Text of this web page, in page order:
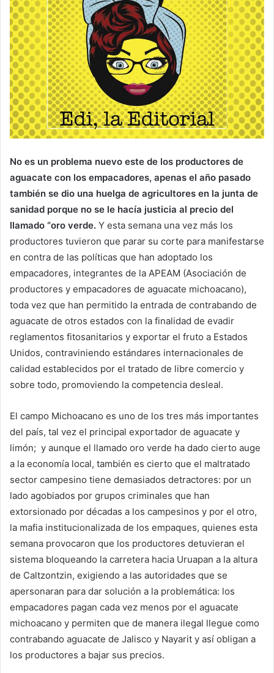
No es un problema nuevo este de los productores de
aguacate con los empacadores, apenas el año pasado
también se dio una huelga de agricultores en la junta de
sanidad porque no se le hacía justicia al precio del
llamado “oro verde. Y esta semana una vez más los
productores tuvieron que parar su corte para manifestarse
en contra de las políticas que han adoptado los
empacadores, integrantes de la APEAM (Asociación de
productores y empacadores de aguacate michoacano),
toda vez que han permitido la entrada de contrabando de
aguacate de otros estados con la finalidad de evadir
reglamentos fitosanitarios y exportar el fruto a Estados
Unidos, contraviniendo estándares internacionales de
calidad establecidos por el tratado de libre comercio y
sobre todo, promoviendo la competencia desleal.
El campo Michoacano es uno de los tres más importantes
del país, tal vez el principal exportador de aguacate y
limón; y aunque el llamado oro verde ha dado cierto auge
a la economía local, también es cierto que el maltratado
sector campesino tiene demasiados detractores: por un
lado agobiados por grupos criminales que han
extorsionado por décadas a los campesinos y por el otro,
la mafia institucionalizada de los empaques, quienes esta
semana provocaron que los productores detuvieran el
sistema bloqueando la carretera hacia Uruapan a la altura
de Caltzontzin, exigiendo a las autoridades que se
apersonaran para dar solución a la problemática: los
empacadores pagan cada vez menos por el aguacate
michoacano y permiten que de manera ilegal llegue como
contrabando aguacate de Jalisco y Nayarit y así obligan a
los productores a bajar sus precios.